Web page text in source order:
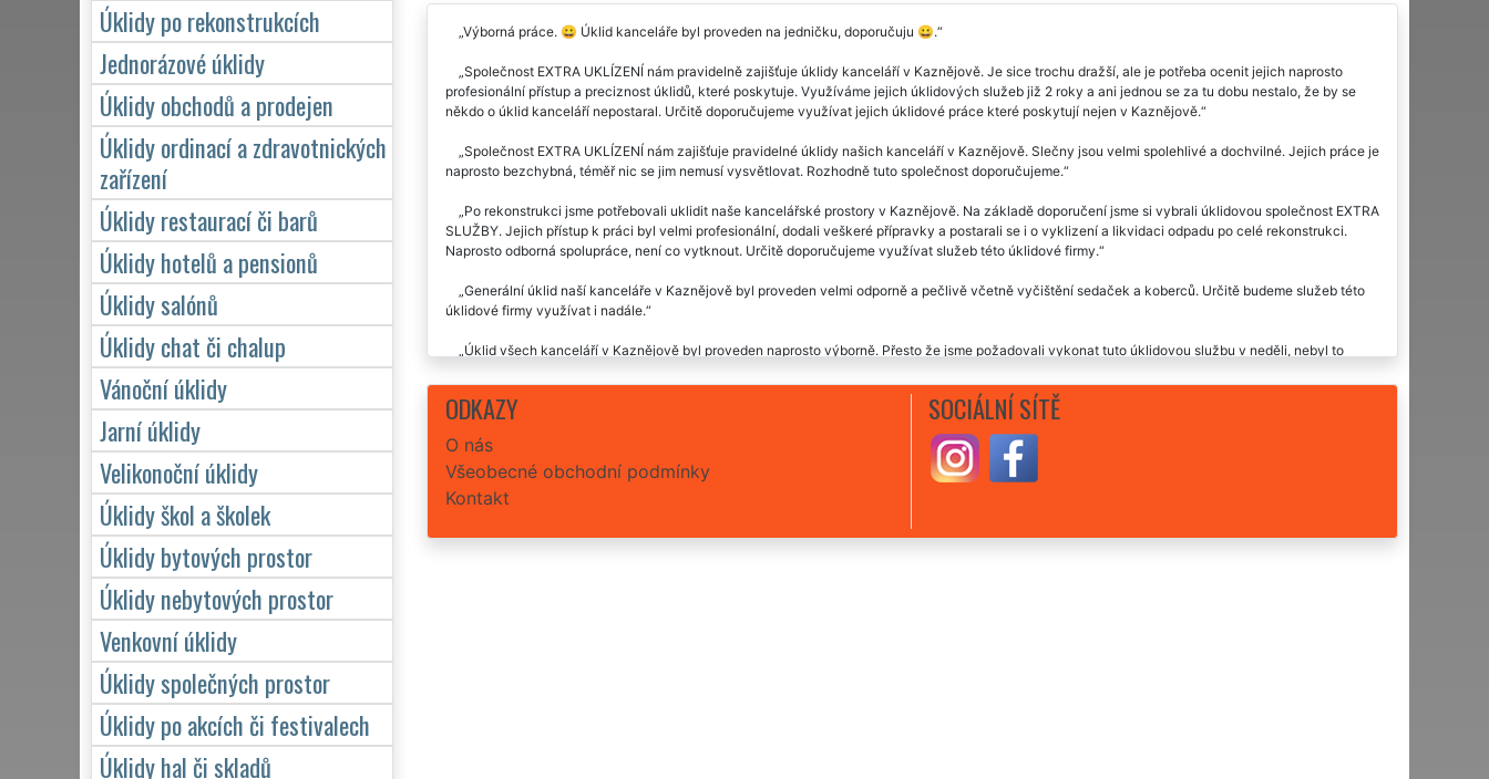
Výborná práce. 😀 Úklid kanceláře byl proveden na jedničku, doporučuju 😀.
Společnost EXTRA UKLÍZENÍ nám pravidelně zajišťuje úklidy kanceláří v Kaznějově. Je sice trochu dražší, ale je potřeba ocenit jejich naprosto
profesionální přístup a preciznost úklidů, které poskytuje. Využíváme jejich úklidových služeb již 2 roky a ani jednou se za tu dobu nestalo, že by se
někdo o úklid kanceláří nepostaral. Určitě doporučujeme využívat jejich úklidové práce které poskytují nejen v Kaznějově.
Společnost EXTRA UKLÍZENÍ nám zajišťuje pravidelné úklidy našich kanceláří v Kaznějově. Slečny jsou velmi spolehlivé a dochvilné. Jejich práce je
naprosto bezchybná, téměř nic se jim nemusí vysvětlovat. Rozhodně tuto společnost doporučujeme.
Po rekonstrukci jsme potřebovali uklidit naše kancelářské prostory v Kaznějově. Na základě doporučení jsme si vybrali úklidovou společnost EXTRA
SLUŽBY. Jejich přístup k práci byl velmi profesionální, dodali veškeré přípravky a postarali se i o vyklizení a likvidaci odpadu po celé rekonstrukci.
Naprosto odborná spolupráce, není co vytknout. Určitě doporučujeme využívat služeb této úklidové firmy.
Generální úklid naší kanceláře v Kaznějově byl proveden velmi odporně a pečlivě včetně vyčištění sedaček a koberců. Určitě budeme služeb této
úklidové firmy využívat i nadále.
Úklid všech kanceláří v Kaznějově byl proveden naprosto výborně. Přesto že jsme požadovali vykonat tuto úklidovou službu v neděli, nebyl to
Tato úklidová firma mi minulý týden zajišťovala úklid mých kanceláří v Kaznějově. Výborné služby, doporučuji.
Precizní úklid kanceláře v Kaznějově, určitě doporučuju.
ODKAZY
O nás
Všeobecné obchodní podmínky
Kontakt
SOCIÁLNÍ SÍTĚ
Úklidy po rekonstrukcích
Jednorázové úklidy
Úklidy obchodů a prodejen
Úklidy ordinací a zdravotnických
zařízení
Úklidy restaurací či barů
Úklidy hotelů a pensionů
Úklidy salónů
Úklidy chat či chalup
Vánoční úklidy
Jarní úklidy
Velikonoční úklidy
Úklidy škol a školek
Úklidy bytových prostor
Úklidy nebytových prostor
Venkovní úklidy
Úklidy společných prostor
Úklidy po akcích či festivalech
Úklidy hal či skladů